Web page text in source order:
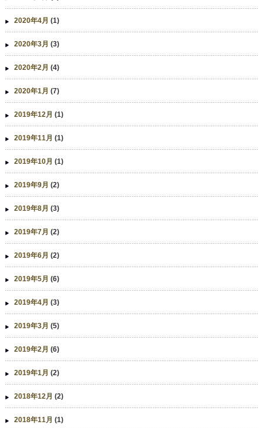
2020年4月 (1)
2020年3月 (3)
2020年2月 (4)
2020年1月 (7)
2019年12月 (1)
2019年11月 (1)
2019年10月 (1)
2019年9月 (2)
2019年8月 (3)
2019年7月 (2)
2019年6月 (2)
2019年5月 (6)
2019年4月 (3)
2019年3月 (5)
2019年2月 (6)
2019年1月 (2)
2018年12月 (2)
2018年11月 (1)